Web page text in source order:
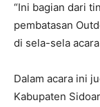
“Ini bagian dari
pembatasan
di sela-sela
Dalam acara ini
Kabupaten